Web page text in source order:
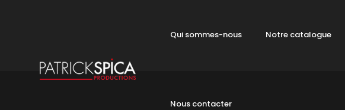
Qui sommes-nous Notre catalogue
Nous contacter